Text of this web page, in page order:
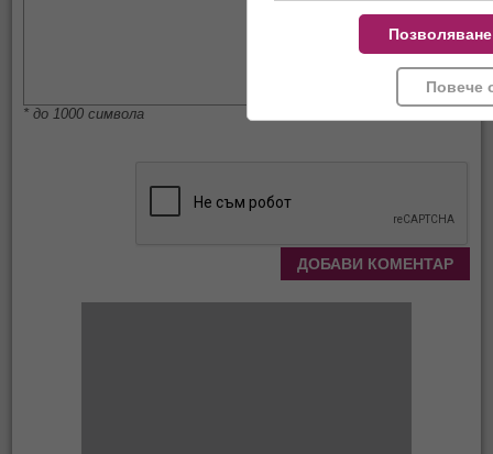
* до 1000 символа
Повече